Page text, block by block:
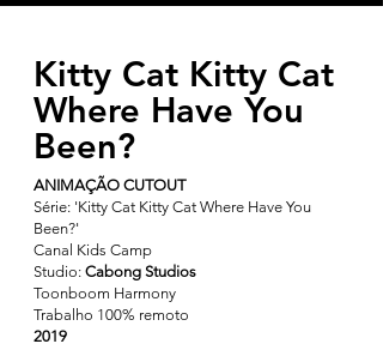
Kitty Cat Kitty Cat
Where Have You
Been?
ANIMAÇÃO CUTOUT
Série: 'Kitty Cat Kitty Cat Where Have You
Been?'
Canal Kids Camp
Studio: Cabong Studios
Toonboom Harmony
Trabalho 100% remoto
2019